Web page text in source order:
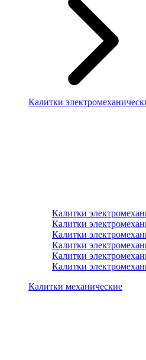
Калитки
Калитки
Калитки
Калитки
Калитки
Калитки
Калитки
Калитки механические